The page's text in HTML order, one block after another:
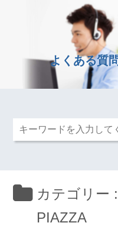
よくある質
カテゴリー :
PIAZZA